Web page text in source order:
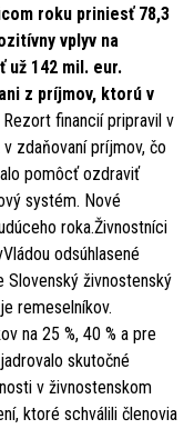
roku priniesť 78,3
vplyv na
142 mil. eur.
z príjmov, ktorú v
Rezort financií pripravil v
zdaňovaní príjmov, čo
pomôcť ozdraviť
systém. Nové
roka.Živnostníci
odsúhlasené
Slovenský živnostenský
remeselníkov.
na 25 %, 40 % a pre
skutočné
v živnostenskom
ktoré schválili členovia